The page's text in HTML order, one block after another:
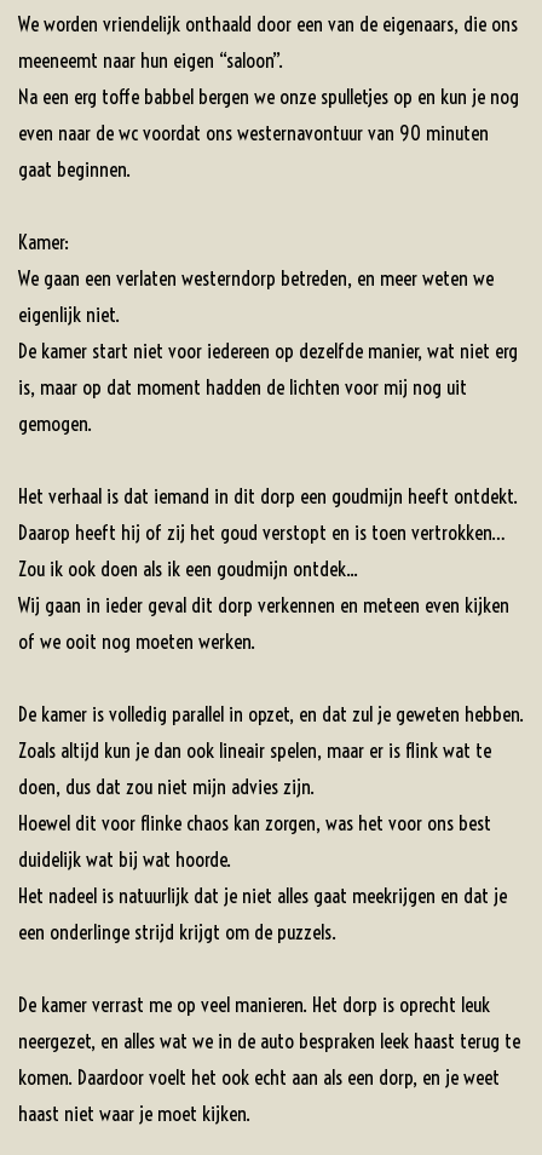
We worden vriendelijk onthaald door een van de eigenaars, die ons
meeneemt naar hun eigen “saloon”.
Na een erg toffe babbel bergen we onze spulletjes op en kun je nog
even naar de wc voordat ons westernavontuur van 90 minuten
gaat beginnen.
Kamer:
We gaan een verlaten westerndorp betreden, en meer weten we
eigenlijk niet.
De kamer start niet voor iedereen op dezelfde manier, wat niet erg
is, maar op dat moment hadden de lichten voor mij nog uit
gemogen.
Het verhaal is dat iemand in dit dorp een goudmijn heeft ontdekt.
Daarop heeft hij of zij het goud verstopt en is toen vertrokken…
Zou ik ook doen als ik een goudmijn ontdek...
Wij gaan in ieder geval dit dorp verkennen en meteen even kijken
of we ooit nog moeten werken.
De kamer is volledig parallel in opzet, en dat zul je geweten hebben.
Zoals altijd kun je dan ook lineair spelen, maar er is flink wat te
doen, dus dat zou niet mijn advies zijn.
Hoewel dit voor flinke chaos kan zorgen, was het voor ons best
duidelijk wat bij wat hoorde.
Het nadeel is natuurlijk dat je niet alles gaat meekrijgen en dat je
een onderlinge strijd krijgt om de puzzels.
De kamer verrast me op veel manieren. Het dorp is oprecht leuk
neergezet, en alles wat we in de auto bespraken leek haast terug te
komen. Daardoor voelt het ook echt aan als een dorp, en je weet
haast niet waar je moet kijken.